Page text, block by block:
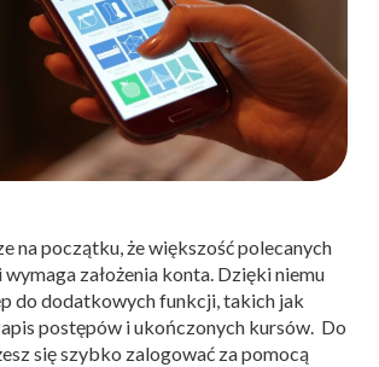
na początku, że większość polecanych
założenia konta. Dzięki niemu
do dodatkowych funkcji, takich jak
postępów i ukończonych kursów. Do
się szybko zalogować za pomocą